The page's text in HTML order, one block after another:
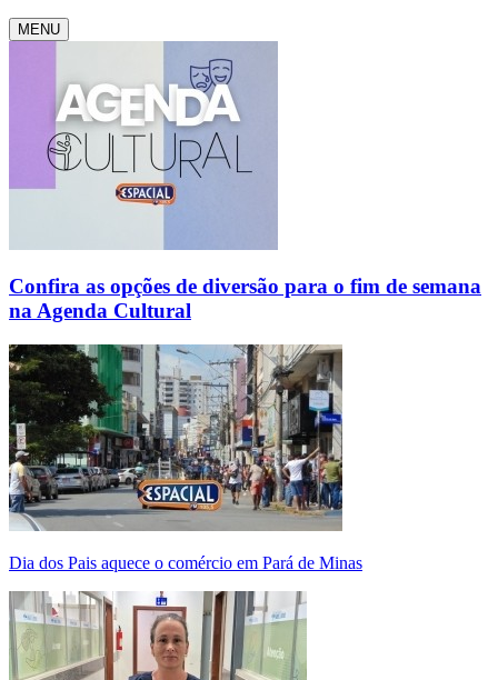
MENU
Confira as opções de diversão para o fim de semana
na Agenda Cultural
Dia dos Pais aquece o comércio em Pará de Minas